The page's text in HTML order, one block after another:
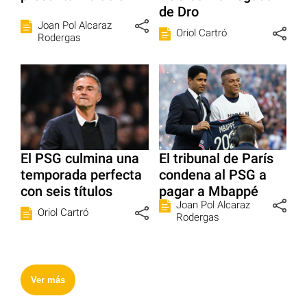
Joan Pol Alcaraz
Rodergas
de Dro
Oriol Cartró
El PSG culmina una
temporada perfecta
con seis títulos
Oriol Cartró
El tribunal de París
condena al PSG a
pagar a Mbappé
Joan Pol Alcaraz
Rodergas
Ver más